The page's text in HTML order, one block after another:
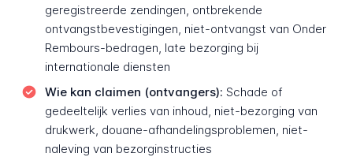
geregistreerde zendingen, ontbrekende
ontvangstbevestigingen, niet-ontvangst van Onder
Rembours-bedragen, late bezorging bij
internationale diensten
Wie kan claimen (ontvangers): Schade of
gedeeltelijk verlies van inhoud, niet-bezorging van
drukwerk, douane-afhandelingsproblemen, niet-
naleving van bezorginstructies